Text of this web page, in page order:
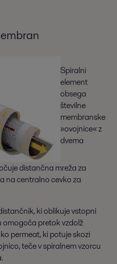
Spiralni
element
obsega
številne
membranske
»ovojnice« z
dvema
distančna mreža za
na centralno cevko za
ki oblikuje vstopni
pretok vzdolž
permeat, ki potuje skozi
teče v spiralnem vzorcu